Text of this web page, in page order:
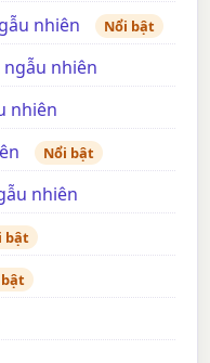
nhiên
Nổi bật
ngẫu nhiên
nhiên
Nổi bật
nhiên
bật